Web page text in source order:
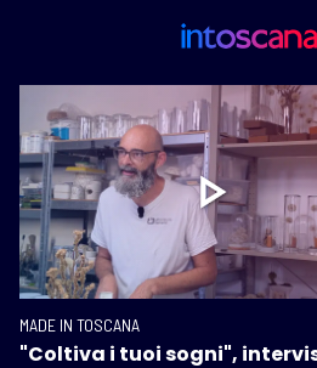
MADE IN TOSCANA
"Coltiva i tuoi sogni",